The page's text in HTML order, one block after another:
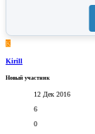
K
Kirill
Новый участник
12 Дек 2016
6
0